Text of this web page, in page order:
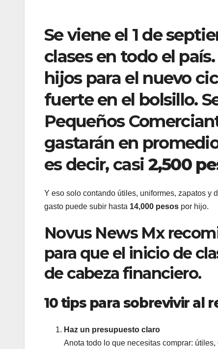
Se viene el 1 de
clases en todo el
hijos para el nuevo
fuerte en el bolsillo.
Pequeños
gastarán en
es decir, casi 2,500
Y eso solo contando útiles, uniformes, zapatos y
gasto puede subir hasta 14,000 pesos por hijo.
Novus News Mx
para que el inicio de
de cabeza financiero.
10 tips para sobrevivir al
Haz un presupuesto claro
Anota todo lo que necesitas comprar: